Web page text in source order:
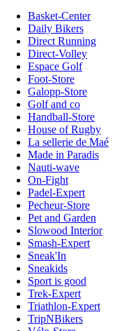
Basket-Center
Daily Bikers
Direct Running
Direct-Volley
Espace Golf
Foot-Store
Galopp-Store
Golf and co
Handball-Store
House of Rugby
La sellerie de Maé
Made in Paradis
Nauti-wave
On-Fight
Padel-Expert
Pecheur-Store
Pet and Garden
Slowood Interior
Smash-Expert
Sneak'In
Sneakids
Sport is good
Trek-Expert
Triathlon-Expert
TripNBikers